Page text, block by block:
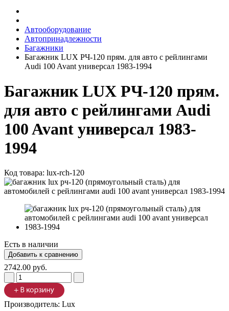
Автооборудование
Автопринадлежности
Багажники
Багажник LUX РЧ-120 прям. для авто с рейлингами
Audi 100 Avant универсал 1983-1994
Багажник LUX РЧ-120 прям.
для авто с рейлингами Audi
100 Avant универсал 1983-
1994
Код товара: lux-rch-120
Есть в наличии
2742.00 руб.
Производитель: Lux